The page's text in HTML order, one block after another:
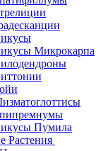
Микрокарпа
Пумила
Растения